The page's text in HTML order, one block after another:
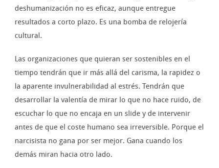
deshumanización no es eficaz, aunque entregue
resultados a corto plazo. Es una bomba de relojería
cultural.
Las organizaciones que quieran ser sostenibles en el
tiempo tendrán que ir más allá del carisma, la rapidez o
la aparente invulnerabilidad al estrés. Tendrán que
desarrollar la valentía de mirar lo que no hace ruido, de
escuchar lo que no encaja en un slide y de intervenir
antes de que el coste humano sea irreversible. Porque el
narcisista no gana por ser mejor. Gana cuando los
demás miran hacia otro lado.